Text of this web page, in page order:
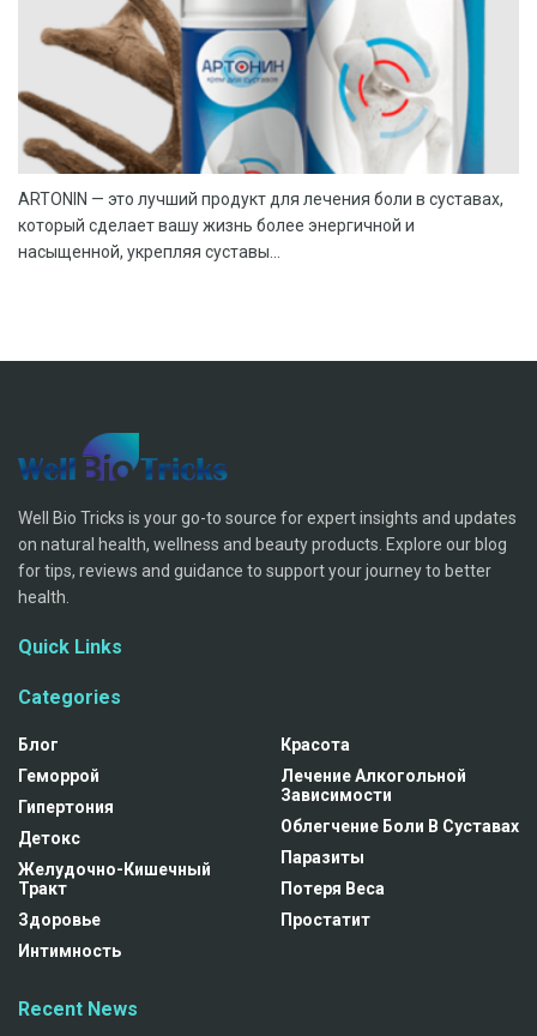
ARTONIN — это лучший продукт для лечения боли в суставах,
который сделает вашу жизнь более энергичной и
насыщенной, укрепляя суставы...
Well Bio Tricks is your go-to source for expert insights and updates
on natural health, wellness and beauty products. Explore our blog
for tips, reviews and guidance to support your journey to better
health.
Quick Links
Categories
Блог
Геморрой
Гипертония
Детокс
Желудочно-Кишечный
Тракт
Здоровье
Интимность
Красота
Лечение Алкогольной
Зависимости
Облегчение Боли В Суставах
Паразиты
Потеря Веса
Простатит
Recent News